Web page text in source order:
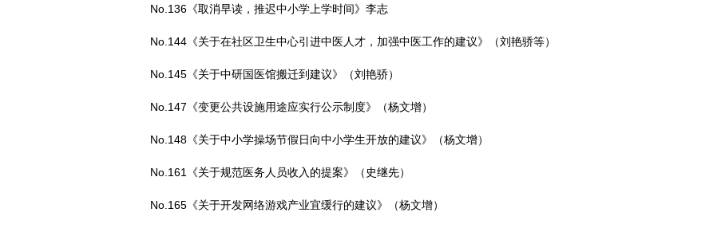
No.136《取消早读，推迟中小学上学时间》李志
No.144《关于在社区卫生中心引进中医人才，加强中医工作的建议》（刘艳骄等）
No.145《关于中研国医馆搬迁到建议》（刘艳骄）
No.147《变更公共设施用途应实行公示制度》（杨文增）
No.148《关于中小学操场节假日向中小学生开放的建议》（杨文增）
No.161《关于规范医务人员收入的提案》（史继先）
No.165《关于开发网络游戏产业宜缓行的建议》（杨文增）